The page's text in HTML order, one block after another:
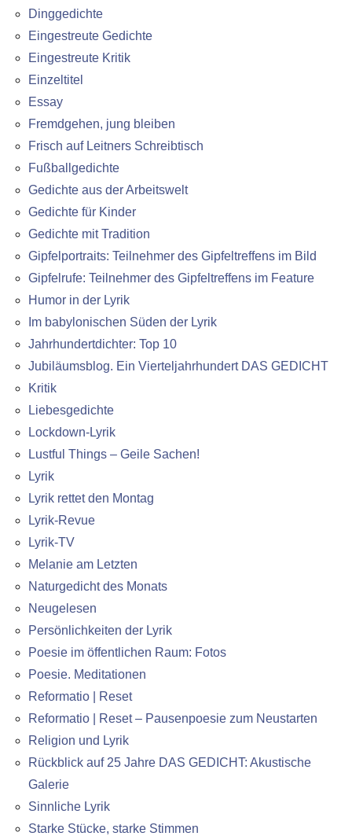
Dinggedichte
Eingestreute Gedichte
Eingestreute Kritik
Einzeltitel
Essay
Fremdgehen, jung bleiben
Frisch auf Leitners Schreibtisch
Fußballgedichte
Gedichte aus der Arbeitswelt
Gedichte für Kinder
Gedichte mit Tradition
Gipfelportraits: Teilnehmer des Gipfeltreffens im Bild
Gipfelrufe: Teilnehmer des Gipfeltreffens im Feature
Humor in der Lyrik
Im babylonischen Süden der Lyrik
Jahrhundertdichter: Top 10
Jubiläumsblog. Ein Vierteljahrhundert DAS GEDICHT
Kritik
Liebesgedichte
Lockdown-Lyrik
Lustful Things – Geile Sachen!
Lyrik
Lyrik rettet den Montag
Lyrik-Revue
Lyrik-TV
Melanie am Letzten
Naturgedicht des Monats
Neugelesen
Persönlichkeiten der Lyrik
Poesie im öffentlichen Raum: Fotos
Poesie. Meditationen
Reformatio | Reset
Reformatio | Reset – Pausenpoesie zum Neustarten
Religion und Lyrik
Rückblick auf 25 Jahre DAS GEDICHT: Akustische
Galerie
Sinnliche Lyrik
Starke Stücke, starke Stimmen